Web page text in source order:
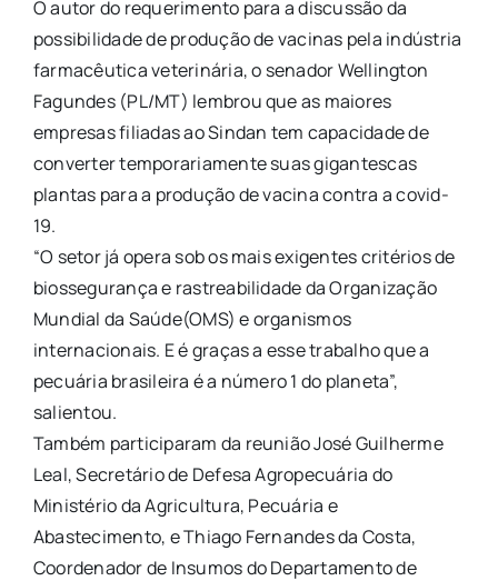
O autor do requerimento para a discussão da
possibilidade de produção de vacinas pela indústria
farmacêutica veterinária, o senador Wellington
Fagundes (PL/MT) lembrou que as maiores
empresas filiadas ao Sindan tem capacidade de
converter temporariamente suas gigantescas
plantas para a produção de vacina contra a covid-
19.
“O setor já opera sob os mais exigentes critérios de
biossegurança e rastreabilidade da Organização
Mundial da Saúde(OMS) e organismos
internacionais. E é graças a esse trabalho que a
pecuária brasileira é a número 1 do planeta”,
salientou.
Também participaram da reunião José Guilherme
Leal, Secretário de Defesa Agropecuária do
Ministério da Agricultura, Pecuária e
Abastecimento, e Thiago Fernandes da Costa,
Coordenador de Insumos do Departamento de